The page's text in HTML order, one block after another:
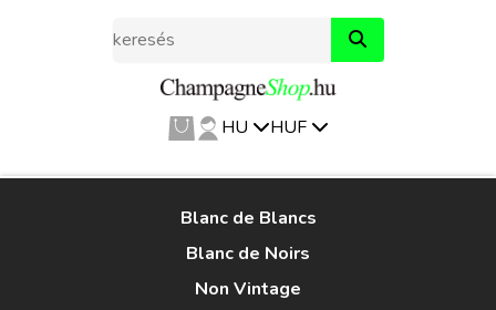
HU HUF
Blanc de Blancs
Blanc de Noirs
Non Vintage